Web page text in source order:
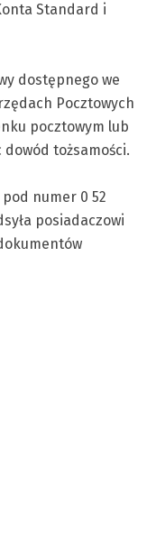
Standard i
dostępnego we
Pocztowych
pocztowym lub
tożsamości.
numer 0 52
posiadaczowi